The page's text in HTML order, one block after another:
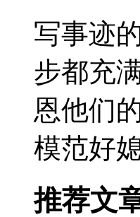
写事迹
步都充
恩他们
模范好
推荐文